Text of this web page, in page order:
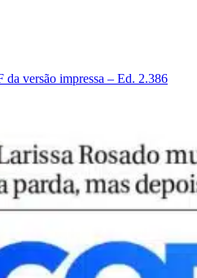
versão impressa – Ed. 2.386